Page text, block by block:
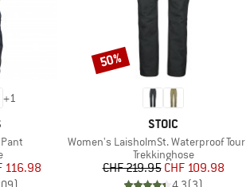
+1
Preis
116.98
MARKE
STOIC
Artikel
Women's LaisholmSt. Waterproof Tour Pants
Produktgruppe
Trekkinghose
Preis
CHF 219.95 reduzierter Preis
CHF 109.98
Rabatt
50%